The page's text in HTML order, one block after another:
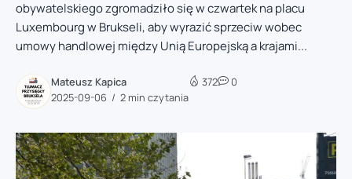
obywatelskiego zgromadziło się w czwartek na placu
Luxembourg w Brukseli, aby wyrazić sprzeciw wobec
umowy handlowej między Unią Europejską a krajami...
Mateusz Kapica
2025-09-06
2 min czytania
372 0